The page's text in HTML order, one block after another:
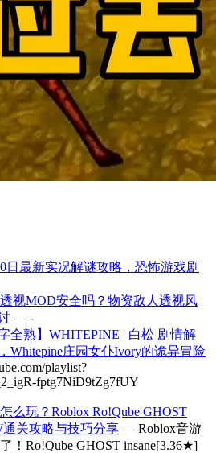
日最新实况解谜攻略，恐怖游戏剧
透视MOD安全吗？物资敌人透视风
— -
全熟】WHITEPINE | 白松 剧情解
Whitepine庄园女仆Ivory的诡异冒险
playlist?
fptg7NiD9tZg7fUY
怎么玩？Roblox Ro!Qube GHOST
通关攻略与技巧分享 — Roblox音游
了！Ro!Qube GHOST insane[3.36★]